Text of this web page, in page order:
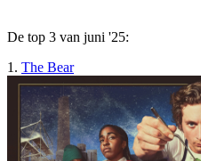
De top 3 van juni '25:
1. The Bear